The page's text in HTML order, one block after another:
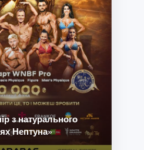
з натурального
Нептуна»